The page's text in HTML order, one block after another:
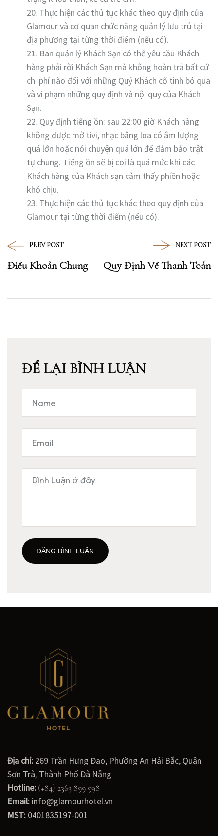
20. Thực hiện các thủ tục khác theo quy định của
Glamour và cơ quan chức năng quản lý lưu trú tại
địa phương tại từng thời điểm (nếu có).
21. Ban quản lý Khách Sạn có thể yêu cầu Khách
hàng phải rời Khách Sạn mà không hoàn trả bất cứ
chi phí nào đối với những Quý Khách cố tình bỏ qua
và vi phạm những quy định và nội quy của Khách
Sạn.
22. Quy định tiếng ồn: sau 22:00 giờ Khách hàng
không được mở tivi, nhạc bằng loa có âm lượng
quá lớn hoặc nói chuyện quá lớn để đảm bảo trật
tự chung. Tiếng ồn sẽ bị coi là quá mức khi các
Khách hàng của Khách sạn cảm thấy phiền hoặc
khó chịu.
23. Thực hiện các thủ tục khác theo quy định của
Glamour tại từng thời điểm (nếu có).
PREV POST
Điều Khoản Chung
NEXT POST
Quy Định Về Thanh Toán
ĐỂ LẠI BÌNH LUẬN
ĐĂNG BÌNH LUẬN
Địa chỉ: 269 Trần Hưng Đạo, Phường An Hải Bắc, Quận
Sơn Trà, Thành Phố Đà Nẵng
Hotline: (+84) 2363 899 998
Email: info@glamourhotel.vn
MST: 0401835197-001